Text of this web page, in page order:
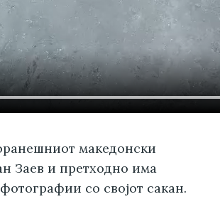
македонски
Заев и претходно има
со својот сакан.